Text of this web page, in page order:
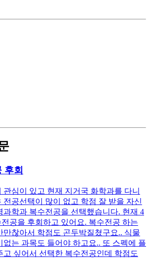
후회
관심이 있고 현재 지거국 화학과를 다니
전공선택이 많이 없고 학점 잘 받을 자신
과학과 복수전공을 선택했습니다. 현재 4
공을 후회하고 있어요. 복수전공 하는
만찮아서 학점도 곤두박질쳤구요.. 식물
없는 과목도 들어야 하고요.. 또 스펙에 플
고 싶어서 선택한 복수전공인데 학점도